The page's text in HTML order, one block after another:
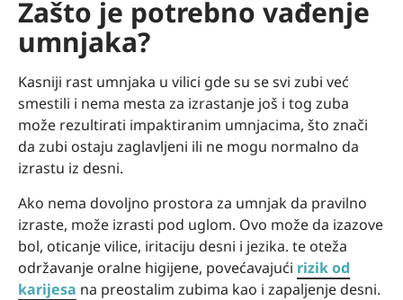
Zašto je potrebno vađenje
umnjaka?
Kasniji rast umnjaka u vilici gde su se svi zubi već
smestili i nema mesta za izrastanje još i tog zuba
može rezultirati impaktiranim umnjacima, što znači
da zubi ostaju zaglavljeni ili ne mogu normalno da
izrastu iz desni.
Ako nema dovoljno prostora za umnjak da pravilno
izraste, može izrasti pod uglom. Ovo može da izazove
bol, oticanje vilice, iritaciju desni i jezika. te oteža
održavanje oralne higijene, povećavajući rizik od
karijesa na preostalim zubima kao i zapaljenje desni.